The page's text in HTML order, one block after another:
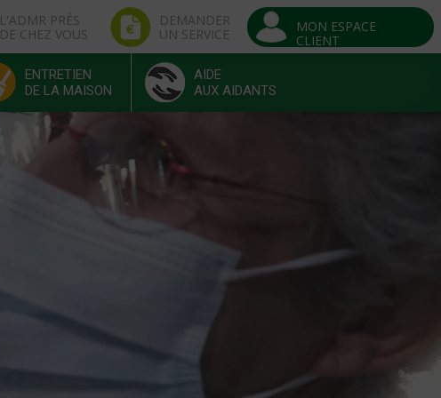
L'ADMR PRÈS
DE CHEZ VOUS
DEMANDER
UN SERVICE
MON ESPACE
CLIENT
ENTRETIEN
DE LA MAISON
AIDE
AUX AIDANTS